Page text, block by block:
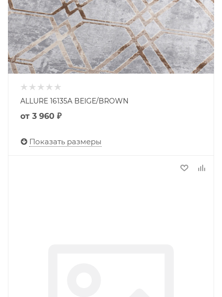
ALLURE 16135A BEIGE/BROWN
от 3 960 ₽
Показать размеры